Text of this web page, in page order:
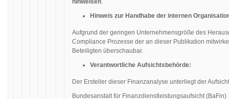
hinweisen.
Hinweis zur Handhabe der internen
Aufgrund der geringen Unternehmensgröße des
Compliance Prozesse der an dieser Publikation
Beteiligten überschaubar.
Verantwortliche Aufsichtsbehörde:
Der Ersteller dieser Finanzanalyse unterliegt der
Bundesanstalt für Finanzdienstleistungsaufsicht (BaFin)